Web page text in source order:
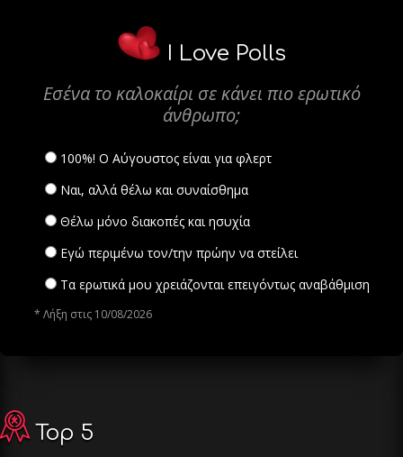
I Love Polls
Εσένα το καλοκαίρι σε κάνει πιο ερωτικό
άνθρωπο;
100%! Ο Αύγουστος είναι για φλερτ
Ναι, αλλά θέλω και συναίσθημα
Θέλω μόνο διακοπές και ησυχία
Εγώ περιμένω τον/την πρώην να στείλει
Τα ερωτικά μου χρειάζονται επειγόντως αναβάθμιση
* Λήξη στις 10/08/2026
Top 5